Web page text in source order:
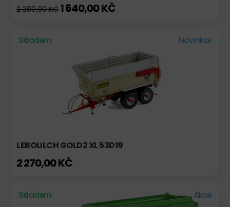
2 380,00 KČ 1 640,00 KČ
Skladem Novinka!
LEBOULCH GOLD2 XL 53D19
2 270,00 KČ
Skladem Akce